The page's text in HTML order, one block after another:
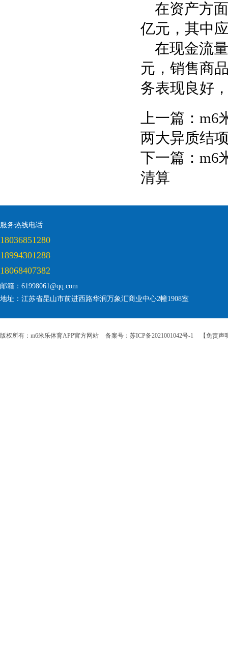
在资产方
亿元，其中
在现金流
元，销售商
务表现良好
上一篇： m6
两大异质结
下一篇： m6
清算
服务热线电话
18036851280
18994301288
18068407382
邮箱：61998061@qq.com
地址：江苏省昆山市前进西路华润万象汇商业中心2幢1908室
版权所有：m6米乐体育APP官方网站 备案号：苏ICP备2021001042号-1 【免责声